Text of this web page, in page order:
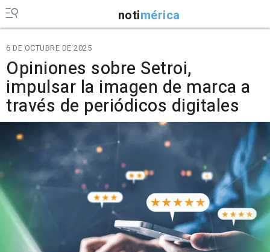
notimérica
6 DE OCTUBRE DE 2025
Opiniones sobre Setroi,
impulsar la imagen de marca a
través de periódicos digitales